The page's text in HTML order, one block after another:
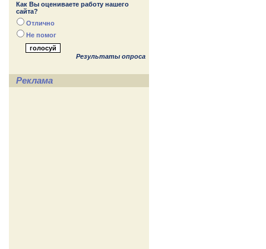
Как Вы оцениваете работу нашего
сайта?
Отлично
Не помог
Результаты опроса
Реклама